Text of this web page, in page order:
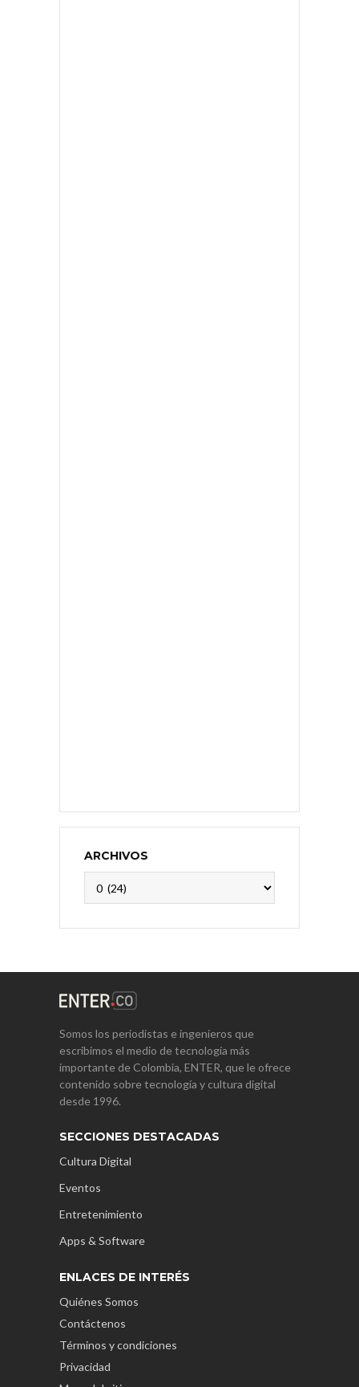
ARCHIVOS
Somos los periodistas e ingenieros que
escribimos el medio de tecnología más
importante de Colombia, ENTER, que le ofrece
contenido sobre tecnología y cultura digital
desde 1996.
SECCIONES DESTACADAS
Cultura Digital
Eventos
Entretenimiento
Apps & Software
ENLACES DE INTERÉS
Quiénes Somos
Contáctenos
Términos y condiciones
Privacidad